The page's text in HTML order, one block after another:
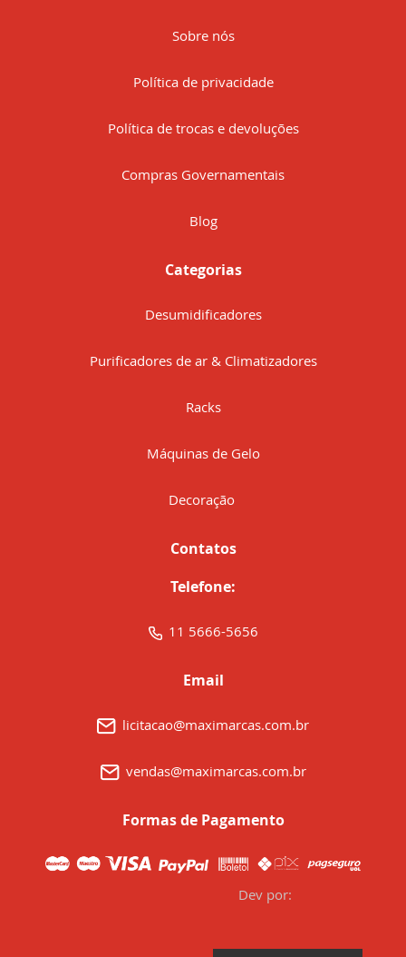
Sobre nós
Política de privacidade
Política de trocas e devoluções
Compras Governamentais
Blog
Categorias
Desumidificadores
Purificadores de ar & Climatizadores
Racks
Máquinas de Gelo
Decoração
Contatos
Telefone:
11 5666-5656
Email
licitacao@maximarcas.com.br
vendas@maximarcas.com.br
Formas de Pagamento
Dev por: